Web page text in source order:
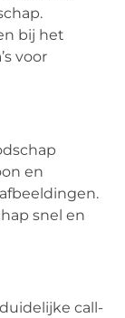
bij het
voor
en
snel en
call-